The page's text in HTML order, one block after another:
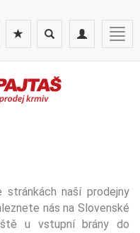
Toggle
navigation
Toggle
search
naší prodejny
nás na Slovenské
u vstupní brány do